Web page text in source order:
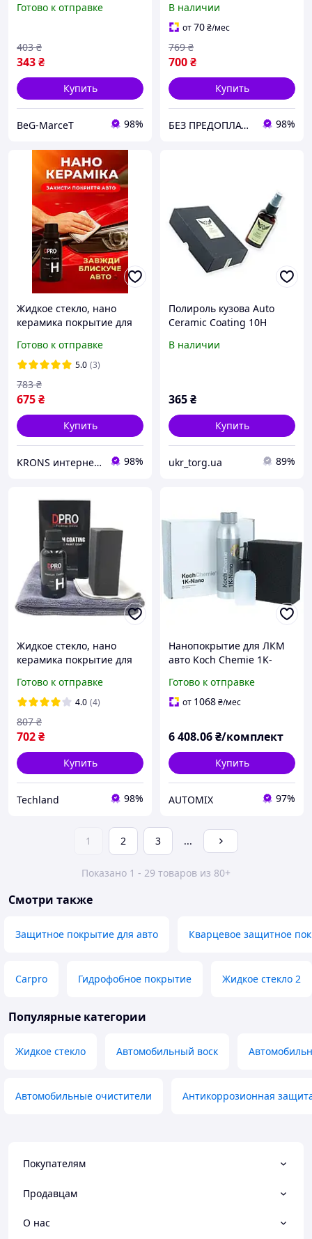
стекло" 50 мл
Готово к отправке
343₴
403 ₴
Купить
BeG-MarceT 98%
гидрофобное покрытие
полироль
В наличии
от70₴/мес
700₴
769 ₴
Купить
БЕЗ ПРЕДОПЛАТ AVERS 98%
Жидкое стекло, нано
керамика покрытие для
30мл
Готово к отправке
5.0 (3)
675₴
783 ₴
Купить
KRONS интернет- магазин 98%
Полироль кузова Auto
Ceramic Coating 10H
стекло 50 мл
В наличии
365₴
Купить
ukr_torg.ua 89%
Жидкое стекло, нано
керамика покрытие для
30мл, гидрофобное,
защитное покрытие
Готово к отправке
4.0 (4)
702₴
807 ₴
Купить
Techland 98%
Нанопокрытие для ЛКМ
авто Koch Chemie 1K-
Готово к отправке
от 1068₴/мес
6 408.06₴/комплект
Купить
AUTOMIX 97%
1 2 3 ...
Показано 1 - 29 товаров из 80+
Смотри также
Защитное покрытие для авто Кварцевое защитное
Carpro Гидрофобное покрытие Жидкое стекло 2
Популярные категории
Жидкое стекло Автомобильный воск
Автомобильные очистители Антикоррозионная
Покупателям
Продавцам
О нас